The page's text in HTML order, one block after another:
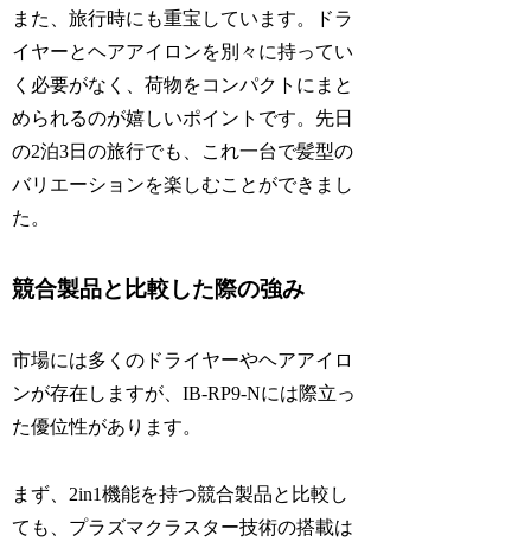
また、旅行時にも重宝しています。ドラ
イヤーとヘアアイロンを別々に持ってい
く必要がなく、荷物をコンパクトにまと
められるのが嬉しいポイントです。先日
の2泊3日の旅行でも、これ一台で髪型の
バリエーションを楽しむことができまし
た。
競合製品と比較した際の強み
市場には多くのドライヤーやヘアアイロ
ンが存在しますが、IB-RP9-Nには際立っ
た優位性があります。
まず、2in1機能を持つ競合製品と比較し
ても、プラズマクラスター技術の搭載は